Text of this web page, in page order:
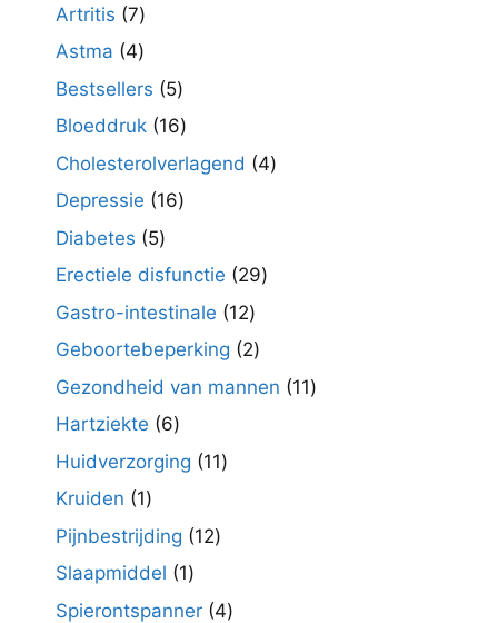
Artritis 77
producten
Astma 44
producten
Bestsellers 55
producten
Bloeddruk 1616
producten
Cholesterolverlagend 44
Depressie 1616
Diabetes 55
producten
Erectiele disfunctie 2929
Gastro-intestinale 1212
producten
Geboortebeperking 22
producten
Gezondheid van mannen 1111
Hartziekte 66
producten
Huidverzorging 1111
Kruiden 11
product
Pijnbestrijding 1212
Slaapmiddel 11
product
Spierontspanner 44